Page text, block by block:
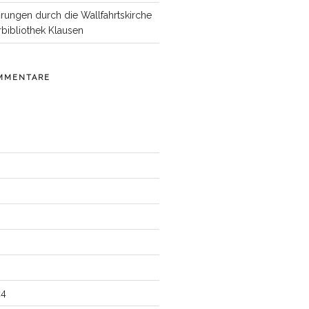
durch die Wallfahrtskirche
Klausen